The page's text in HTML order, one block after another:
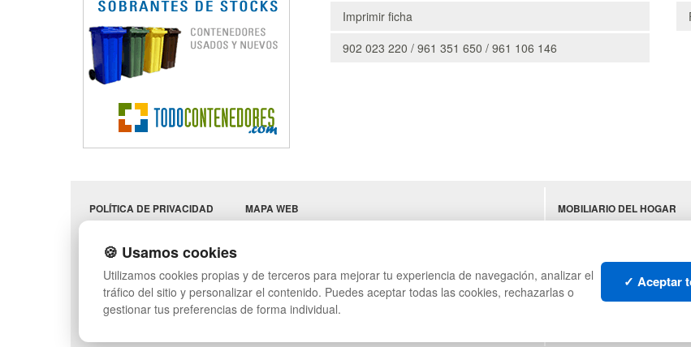
Imprimir ficha
902 023 220 / 961 351 650 / 961 106 146
POLÍTICA DE PRIVACIDAD
CONDICIONES DE USO
DEVOLUCIONES
CONTACTO
QUIENES SOMOS
MAPA WEB
PREGUNTAS FRECUENTES
SÍGUENOS:
MOBILIARIO DEL HOGAR
MOBILIARIO DE OFICINA
🍪 Usamos cookies
Utilizamos cookies propias y de terceros para mejorar tu experiencia de navegación, analizar el
tráfico del sitio y personalizar el contenido. Puedes aceptar todas las cookies, rechazarlas o
gestionar tus preferencias de forma individual.
✓ Aceptar